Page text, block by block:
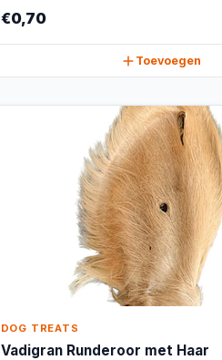
€0,70
Toevoegen
DOG TREATS
Vadigran Runderoor met Haar